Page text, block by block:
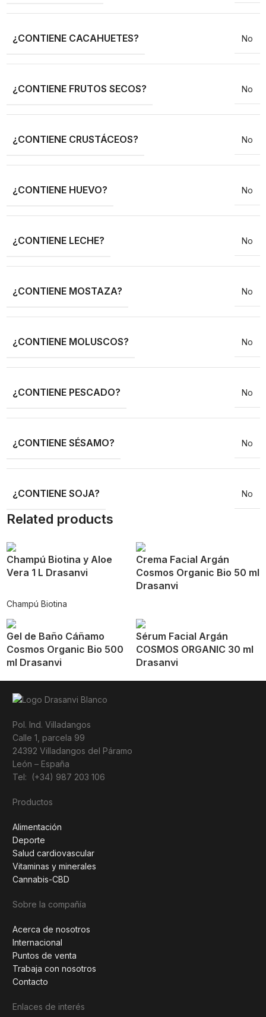
¿CONTIENE CACAHUETES? No
¿CONTIENE FRUTOS SECOS? No
¿CONTIENE CRUSTÁCEOS? No
¿CONTIENE HUEVO? No
¿CONTIENE LECHE? No
¿CONTIENE MOSTAZA? No
¿CONTIENE MOLUSCOS? No
¿CONTIENE PESCADO? No
¿CONTIENE SÉSAMO? No
¿CONTIENE SOJA? No
Related products
Champú Biotina y Aloe
Vera 1 L Drasanvi
Champú Biotina
Crema Facial Argán
Cosmos Organic Bio 50 ml
Drasanvi
Gel de Baño Cáñamo
Cosmos Organic Bio 500
ml Drasanvi
Sérum Facial Argán
COSMOS ORGANIC 30 ml
Drasanvi
Pol. Ind. Villadangos
Calle 1, parcela 99
24392 Villadangos del Páramo
León – España
Tel: (+34) 987 203 106
Productos
Alimentación
Deporte
Salud cardiovascular
Vitaminas y minerales
Cannabis-CBD
Sobre la compañía
Acerca de nosotros
Internacional
Puntos de venta
Trabaja con nosotros
Contacto
Enlaces de interés